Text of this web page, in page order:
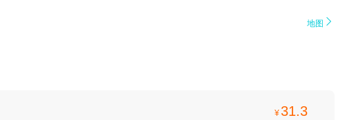
地图 
¥31.3